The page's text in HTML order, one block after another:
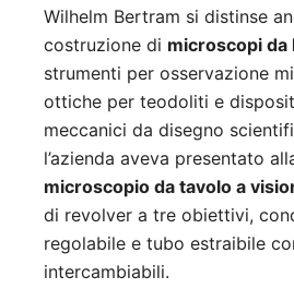
Wilhelm Bertram si distinse
costruzione di microscopi
strumenti per osservazione
ottiche per teodoliti e
meccanici da disegno
l’azienda aveva presentato
microscopio da tavolo a
di revolver a tre obiettivi,
regolabile e tubo estraibile
intercambiabili.